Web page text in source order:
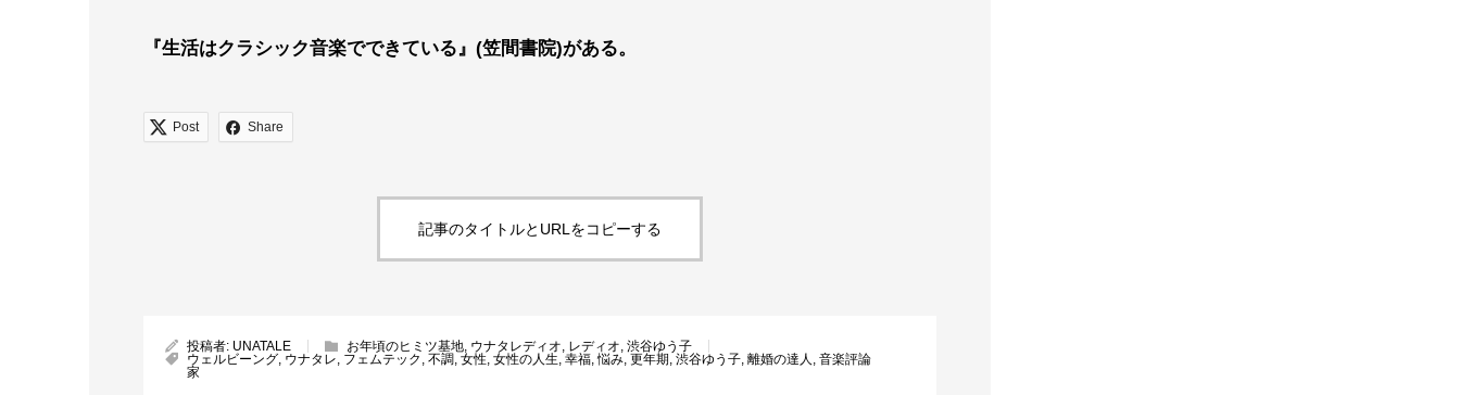
『生活はクラシック音楽でできている』(笠間書院)がある。
Post Share
記事のタイトルとURLをコピーする
投稿者: UNATALE お年頃のヒミツ基地 ウナタレディオ レディオ 渋谷ゆう子
ウェルビーング ウナタレ フェムテック 不調 女性 女性の人生 幸福 ,悩み 更年期 渋谷ゆう子 離婚の達人
音楽評論
家